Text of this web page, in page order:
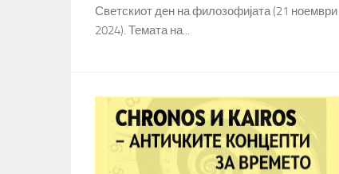
Светскиот ден на филозофијата (21 ноември
2024). Темата на...